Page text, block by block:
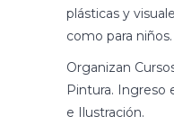
plásticas y
como para niños.
Organizan
Pintura. Ingreso
e Ilustración.